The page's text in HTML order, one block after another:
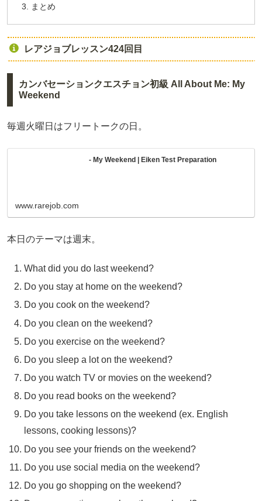
まとめ
レアジョブレッスン424回目
カンバセーションクエスチョン初級 All About Me: My
Weekend
毎週火曜日はフリートークの日。
- My Weekend | Eiken Test Preparation
www.rarejob.com
本日のテーマは週末。
What did you do last weekend?
Do you stay at home on the weekend?
Do you cook on the weekend?
Do you clean on the weekend?
Do you exercise on the weekend?
Do you sleep a lot on the weekend?
Do you watch TV or movies on the weekend?
Do you read books on the weekend?
Do you take lessons on the weekend (ex. English
lessons, cooking lessons)?
Do you see your friends on the weekend?
Do you use social media on the weekend?
Do you go shopping on the weekend?